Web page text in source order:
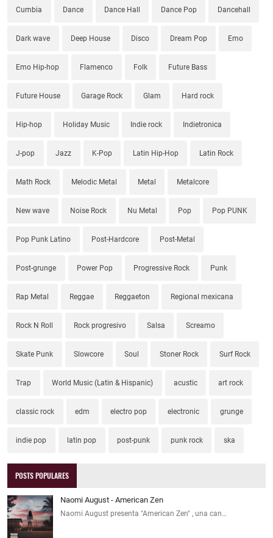
Cumbia Dance Dance Hall Dance Pop Dancehall
Dark wave Deep House Disco Dream Pop Emo
Emo Hip-hop Flamenco Folk Future Bass
Future House Garage Rock Glam Hard rock
Hip-hop Holiday Music Indie rock Indietronica
J-pop Jazz K-Pop Latin Hip-Hop Latin Rock
Math Rock Melodic Metal Metal Metalcore
New wave Noise Rock Nu Metal Pop Pop PUNK
Pop Punk Latino Post-Hardcore Post-Metal
Post-grunge Power Pop Progressive Rock Punk
Rap Metal Reggae Reggaeton Regional mexicana
Rock N Roll Rock progresivo Salsa Screamo
Skate Punk Slowcore Soul Stoner Rock Surf Rock
Trap World Music (Latin & Hispanic) acustic art rock
classic rock edm electro pop electronic grunge
indie pop latin pop post-punk punk rock ska
POSTS POPULARES
Naomi August - American Zen
Naomi August presenta "American Zen" , una can…